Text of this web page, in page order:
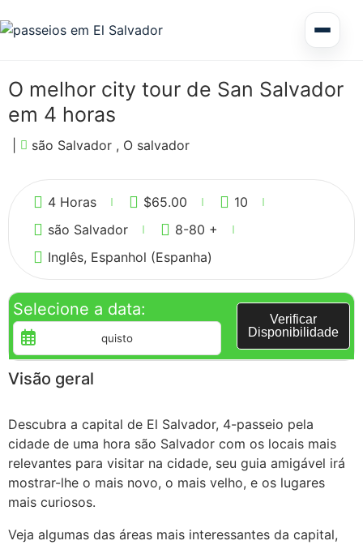
Circuitos América Central
Honduras
O melhor city tour de San Salvador
em 4 horas
são Salvador , O salvador
4 Horas $65.00
10
são Salvador
8-80 +
Inglês, Espanhol (Espanha)
Selecione a data:
Verificar
Disponibilidade
Visão geral
Descubra a capital de El Salvador, 4-passeio pela
cidade de uma hora são Salvador com os locais mais
relevantes para visitar na cidade, seu guia amigável irá
mostrar-lhe o mais novo, o mais velho, e os lugares
mais curiosos.
Veja algumas das áreas mais interessantes da capital,